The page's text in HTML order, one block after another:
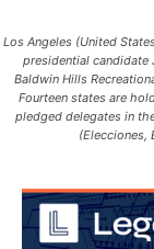
Los Angeles (United
presidential candidate
Baldwin Hills
Fourteen states are
pledged delegates in
(Elecciones,